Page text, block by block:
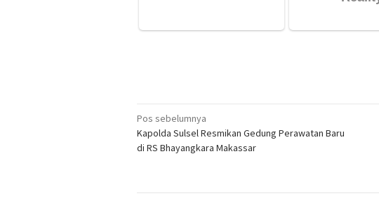
Navigasi
pos
Pos sebelumnya
Kapolda Sulsel Resmikan Gedung Perawatan Baru
di RS Bhayangkara Makassar